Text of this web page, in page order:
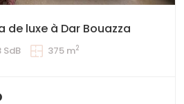
de luxe à Dar Bouazza
SdB 375 m2